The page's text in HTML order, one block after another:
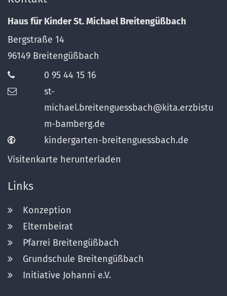
Haus für Kinder St. Michael Breitengüßbach
Bergstraße 14
96149 Breitengüßbach
0 95 44 15 16
st-
michael.breitenguessbach@kita.erzbistu
m-bamberg.de
kindergarten-breitenguessbach.de
Visitenkarte herunterladen
Links
Konzeption
Elternbeirat
Pfarrei Breitengüßbach
Grundschule Breitengüßbach
Initiative Johanni e.V.